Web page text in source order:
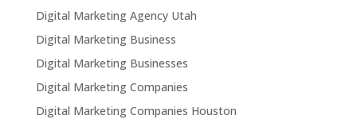
Digital Marketing Agency Utah
Digital Marketing Business
Digital Marketing Businesses
Digital Marketing Companies
Digital Marketing Companies Houston